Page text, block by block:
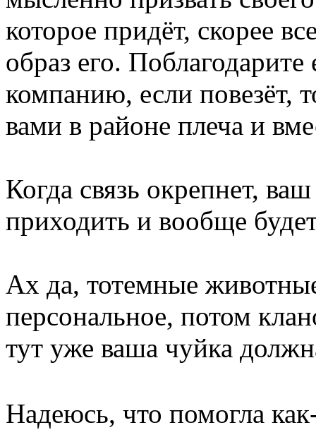
которое придёт, скорее
образ его.
компанию, если повезёт,
вами в районе плеча и
Когда связь окрепнет,
приходить и вообще
Ах да, тотемные
персональное, потом
тут уже ваша чуйка
Надеюсь, что помогла